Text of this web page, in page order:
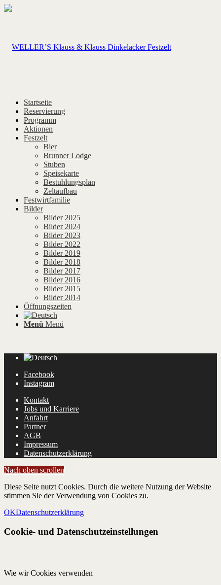
Startseite
Reservierung
Programm
Aktionen
Festzelt
Bier
Brunner Lodge
Stuben
Speisekarte
Bestuhlungsplan
Zeltaufbau
Festwirtfamilie
Bilder
Bilder 2025
Bilder 2024
Bilder 2023
Bilder 2022
Bilder 2019
Bilder 2018
Bilder 2017
Bilder 2016
Bilder 2015
Bilder 2014
Öffnungszeiten
Menü Menü
Facebook
Instagram
Kontakt
Jobs und Karriere
Anfahrt
Partner
AGB
Impressum
Datenschutzerklärung
Nach oben scrollen
Diese Seite nutzt Cookies. Durch die weitere Nutzung der Website
stimmen Sie der Verwendung von Cookies zu.
OKDatenschutzerklärung
Cookie- und Datenschutzeinstellungen
Wie wir Cookies verwenden